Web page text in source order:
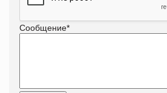
Сообщение*